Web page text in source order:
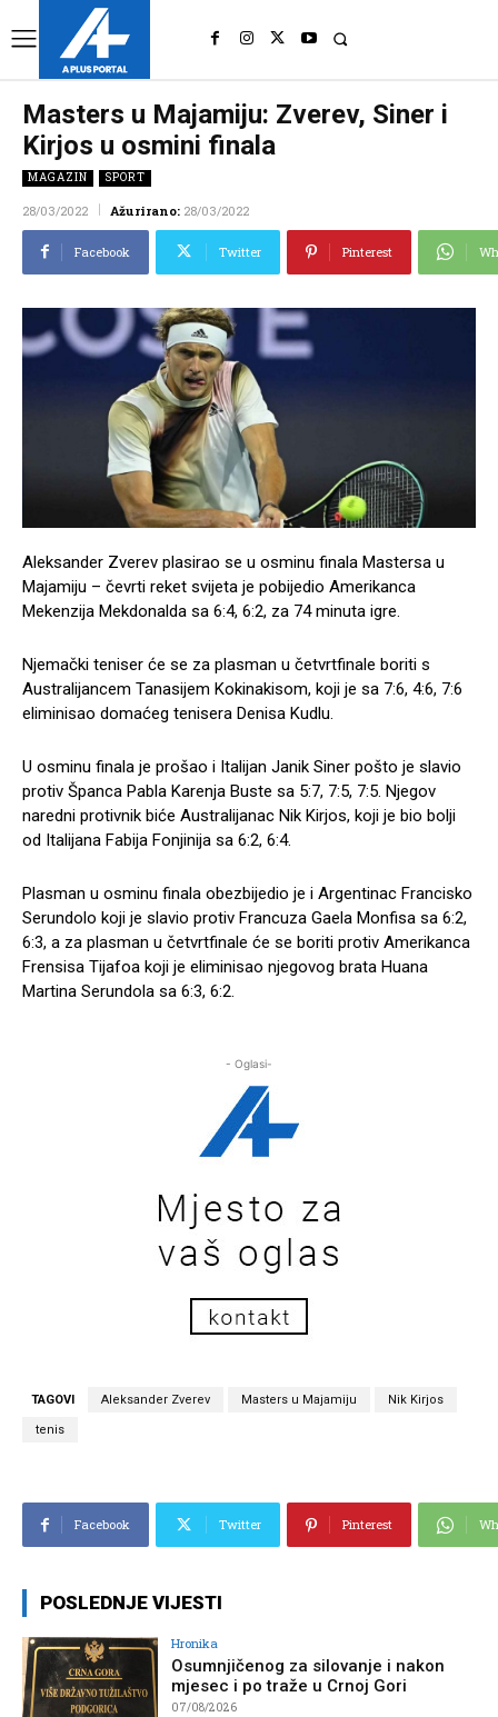
Masters u Majamiju: Zverev, Siner i
Kirjos u osmini finala
MAGAZIN SPORT
28/03/2022 Ažurirano: 28/03/2022
Facebook Twitter Pinterest
Aleksander Zverev plasirao se u osminu finala Mastersa u
Majamiju – čevrti reket svijeta je pobijedio Amerikanca
Mekenzija Mekdonalda sa 6:4, 6:2, za 74 minuta igre.
Njemački teniser će se za plasman u četvrtfinale boriti s
Australijancem Tanasijem Kokinakisom, koji je sa 7:6, 4:6, 7:6
eliminisao domaćeg tenisera Denisa Kudlu.
U osminu finala je prošao i Italijan Janik Siner pošto je slavio
protiv Španca Pabla Karenja Buste sa 5:7, 7:5, 7:5. Njegov
naredni protivnik biće Australijanac Nik Kirjos, koji je bio bolji
od Italijana Fabija Fonjinija sa 6:2, 6:4.
Plasman u osminu finala obezbijedio je i Argentinac Francisko
Serundolo koji je slavio protiv Francuza Gaela Monfisa sa 6:2,
6:3, a za plasman u četvrtfinale će se boriti protiv Amerikanca
Frensisa Tijafoa koji je eliminisao njegovog brata Huana
Martina Serundola sa 6:3, 6:2.
- Oglasi-
TAGOVI Aleksander Zverev Masters u Majamiju Nik Kirjos
tenis
Facebook Twitter Pinterest
POSLEDNJE VIJESTI
Hronika
Osumnjičenog za silovanje i nakon
mjesec i po traže u Crnoj Gori
07/08/2026